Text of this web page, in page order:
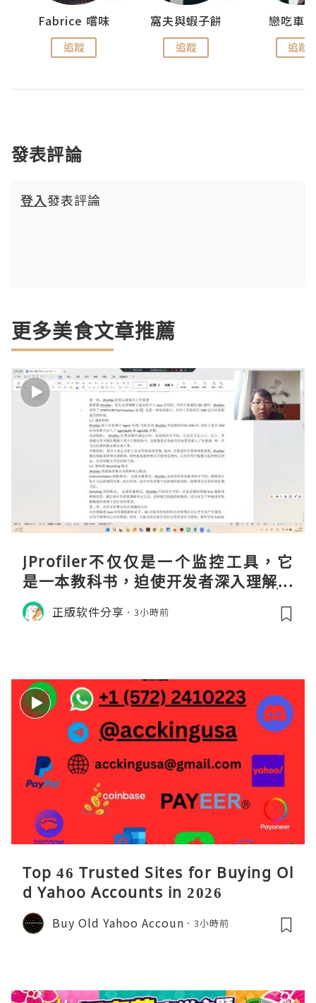
Fabrice 嚐味
追蹤
窩夫與蝦子餅
追蹤
戀吃車
追蹤
發表評論
登入發表評論
更多美食文章推薦
JProfiler不仅仅是一个监控工具，它
是一本教科书，迫使开发者深入理解JV
M的内存模型、垃圾回收机制和并发原
理。通过直观的可视化数据，它将抽象
正版软件分享 3小時前
Top 46 Trusted Sites for Buying Ol
d Yahoo Accounts in 2026
Buy Old Yahoo Accoun 3小時前